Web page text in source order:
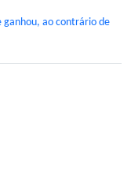
ganhou, ao contrário de